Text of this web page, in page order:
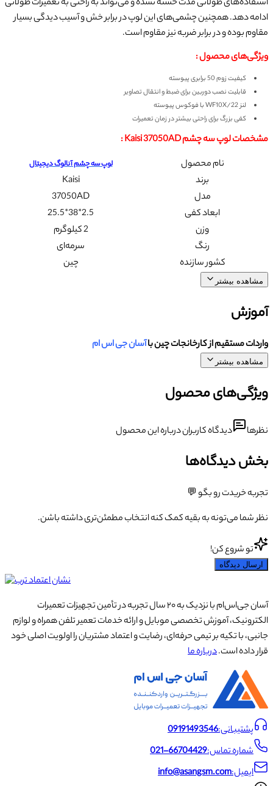
استفاده‌های طولانی مدت خسته نشده و می‌تواند به راحتی به تعمیرات طولانی
ادامه دهد. همچنین چشمی‌های این لوپ در برابر خش و آسیب دیدگی بسیار
مقاوم بوده و در برابر ضربه نیز مقاوم است.
ویژگی‌های محصول :
کیفیت زوم 50 برابری پیوسته
قابلیت نصب دوربین برای ضبط و انتقال تصاویر
لنز WF10X/22 با فوکوس پیوسته
کفی بزرگ برای راحتی بیشتر در زمان تعمیرات
مشخصات لوپ سه چشم Kaisi 37050AD :
نام محصول
لوپ سه چشم آنالوگ دیجیتال
برند
Kaisi
مدل
37050AD
ابعاد کفی
2.5*38*25.5
وزن
2 کیلوگرم
رنگ
سرمه‌ای
کشور سازنده
چین
مشاهده بیشتر
آموزش
واردات مستقیم از کارخانجات چین باآسان جی اس ام
مشاهده بیشتر
ویژگی‌های محصول
نظرها دیدگاه کاربران درباره این محصول
بخش دیدگاه‌ها
تجربه خریدت رو بگو 💬
نظر شما می‌تونه به بقیه کمک کنه انتخاب مطمئن‌تری داشته باشن.
تو شروع کن!
ارسال دیدگاه
آسان جی‌اس‌ام با نزدیک به ۲۰ سال تجربه در تأمین تجهیزات تعمیرات
الکترونیک، آموزش تخصصی موبایل و ارائه خدمات تعمیر تلفن همراه و لوازم
جانبی، با تکیه بر تیمی حرفه‌ای، رضایت و اعتماد مشتریان را اولویت اصلی خود
قرار داده است.درباره ما
پشتیبانی:09191493546
شماره تماس:021-66704429
ایمیل:info@asangsm.com